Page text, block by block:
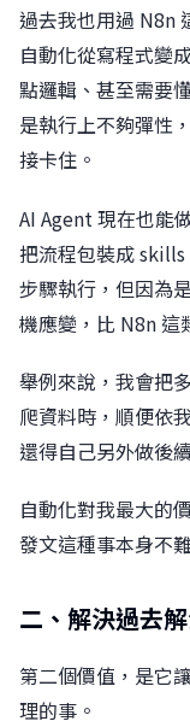
過去我也用過 N8n
自動化從寫程式變
點邏輯、甚至需要
是執行上不夠彈性
接卡住。
AI Agent 現在也能
把流程包裝成 skills
步驟執行，但因為
機應變，比 N8n 這
舉例來說，我會把
爬資料時，順便依
還得自己另外做後
自動化對我最大的
發文這種事本身不
二、解決過去
第二個價值，是它
理的事。